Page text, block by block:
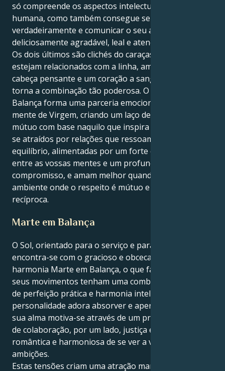
só compreende os aspectos intelectuais da ligação
humana, como também consegue senti-los
verdadeiramente e comunicar o seu amor com algo
deliciosamente agradável, leal e atencioso.
Os dois últimos são clichés do caraças e, embora não
estejam relacionados com a linha, amar com uma
cabeça pensante e um coração a sangrar é o que
torna a combinação tão poderosa. O seu coração de
Balança forma uma parceria emocional com a sua
mente de Virgem, criando um laço de interesse
mútuo com base naquilo que inspira ambos. Sentem-
se atraídos por relações que ressoam com graça e
equilíbrio, alimentadas por um forte caso de amor
entre as vossas mentes e um profundo
compromisso, e amam melhor quando estão num
ambiente onde o respeito é mútuo e a admiração
recíproca.
Marte em Balança
O Sol, orientado para o serviço e para o pormenor,
encontra-se com o gracioso e obcecado pela
harmonia Marte em Balança, o que faz com que os
seus movimentos tenham uma combinação invulgar
de perfeição prática e harmonia intelectual. A sua
personalidade adora absorver e aperfeiçoar, mas a
sua alma motiva-se através de um profundo desejo
de colaboração, por um lado, justiça e uma forma
romântica e harmoniosa de se ver a viver as suas
ambições.
Estas tensões criam uma atração maravilhosa e